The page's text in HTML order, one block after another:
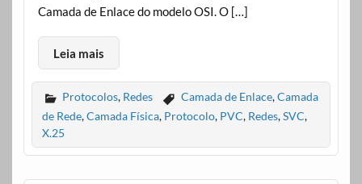
Camada de Enlace do modelo OSI. O […]
Leia mais
Protocolos, Redes Camada de Enlace,Camada
de Rede,Camada Física, Protocolo, PVC, Redes,SVC,
X.25